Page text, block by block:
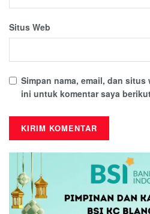
Situs Web
Simpan nama, email, dan situs
ini untuk komentar saya